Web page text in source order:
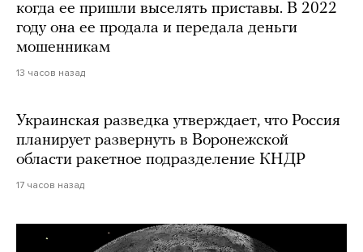
когда ее пришли выселять приставы. В 2022
году она ее продала и передала деньги
мошенникам
13 часов назад
Украинская разведка утверждает, что Россия
планирует развернуть в Воронежской
области ракетное подразделение КНДР
17 часов назад